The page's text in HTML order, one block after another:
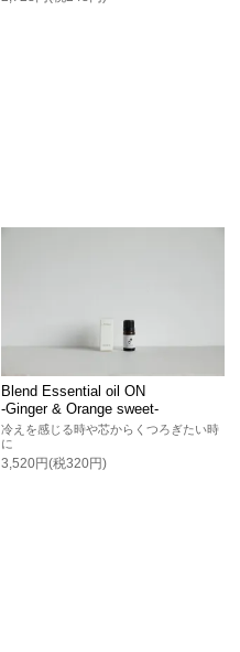
Blend Essential oil ON
-Ginger & Orange sweet-
冷えを感じる時や芯からくつろぎたい時
に
3,520円(税320円)